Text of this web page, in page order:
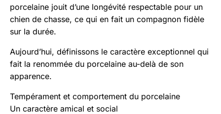
porcelaine jouit d’une longévité respectable pour un
chien de chasse, ce qui en fait un compagnon fidèle
sur la durée.
Aujourd’hui, définissons le caractère exceptionnel qui
fait la renommée du porcelaine au-delà de son
apparence.
Tempérament et comportement du porcelaine
Un caractère amical et social